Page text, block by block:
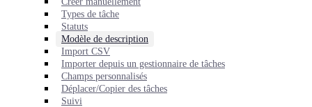
Types de tâche
Statuts
Modèle de description
Import CSV
Importer depuis un gestionnaire de tâches
Champs personnalisés
Déplacer/Copier des tâches
Suivi